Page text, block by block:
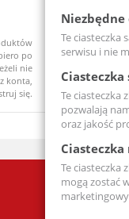
po
nie
konta,
się.
TUP1/65X70-
Dostępny
Firma
Niezbędne
Te ciasteczka
serwisu i nie
Te ciasteczka
pozwalają
oraz jakość
Te ciasteczka
mogą zostać